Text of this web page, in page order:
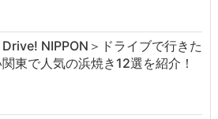
Drive! NIPPON＞ドライブで行きた
関東で人気の浜焼き12選を紹介！